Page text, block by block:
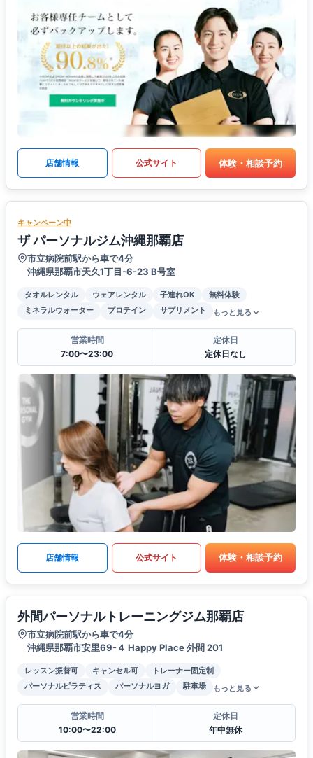
店舗情報 公式サイト 体験・相談予約
キャンペーン中
ザ パーソナルジム沖縄那覇店
市立病院前駅から車で4分
沖縄県那覇市天久1丁目-6-23 B号室
タオルレンタル ウェアレンタル 子連れOK
無料体験
ミネラルウォーター
プロテイン サプリメント もっと見る
営業時間
7:00〜23:00
定休日
定休日なし
店舗情報 公式サイト 体験・相談予約
外間パーソナルトレーニングジム那覇店
市立病院前駅から車で4分
沖縄県那覇市安里69-４ Happy Place 外間 201
レッスン振替可 キャンセル可
トレーナー固定制
パーソナルピラティス
パーソナルヨガ 駐車場 もっと見る
営業時間
10:00〜22:00
定休日
年中無休